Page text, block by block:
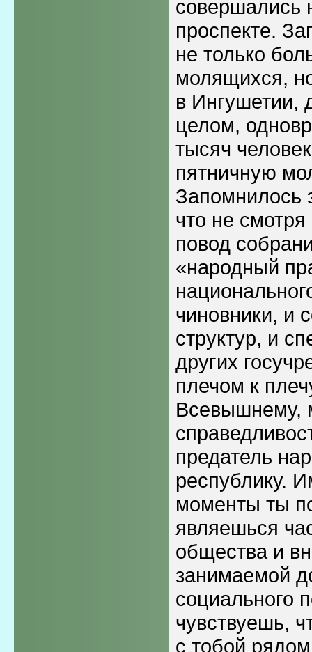
совершались
проспекте.
не только
молящихся,
в Ингушетии,
целом,
тысяч
пятничную
Запомнилось
что не смотря
повод
«народный
чиновники, и
структур, и
других
плечом к
Всевышнему,
предатель
республику.
моменты ты
являешься
общества и
занимаемой
социального
чувствуешь,
с тобой